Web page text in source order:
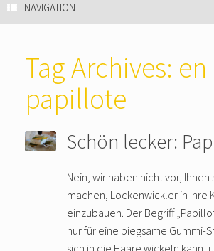
NAVIGATION
Tag Archives: en
papillote
Schön lecker:
Nein, wir haben nicht vor, Ihnen
machen, Lockenwickler in Ihre
einzubauen. Der Begriff
nur für eine biegsame Gummi-
sich in die Haare wickeln kann,